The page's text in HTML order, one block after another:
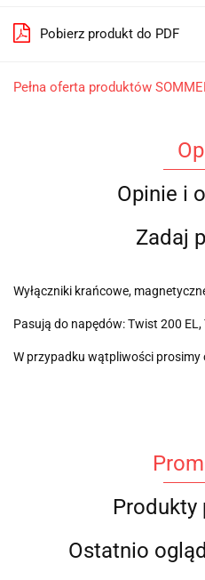
Pobierz produkt do PDF
Pełna oferta produktów
Opinie i
Zadaj
Wyłączniki krańcowe,
Pasują do napędów: Twist 200
W przypadku wątpliwości prosimy
Produkty
Ostatnio